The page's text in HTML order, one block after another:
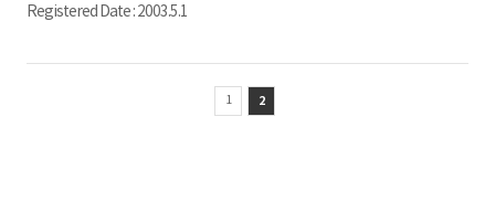
Registered Date :2003.5.1
1 2